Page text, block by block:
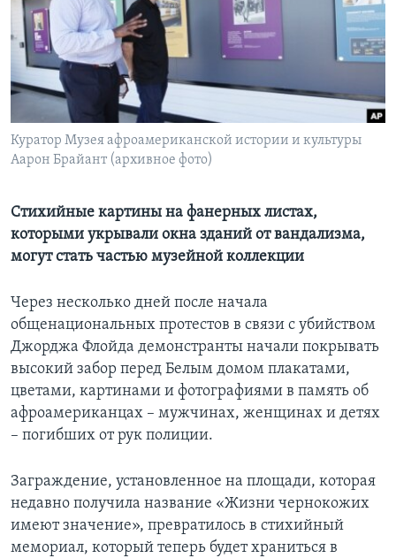
Learning English
СОЦИАЛЬНЫЕ СЕТИ
Языки
Куратор Музея афроамериканской истории и культуры
Аарон Брайант (архивное фото)
Стихийные картины на фанерных листах,
которыми укрывали окна зданий от вандализма,
могут стать частью музейной коллекции
Через несколько дней после начала
общенациональных протестов в связи с убийством
Джорджа Флойда демонстранты начали покрывать
высокий забор перед Белым домом плакатами,
цветами, картинами и фотографиями в память об
афроамериканцах – мужчинах, женщинах и детях
– погибших от рук полиции.
Заграждение, установленное на площади, которая
недавно получила название «Жизни чернокожих
имеют значение», превратилось в стихийный
мемориал, который теперь будет храниться в